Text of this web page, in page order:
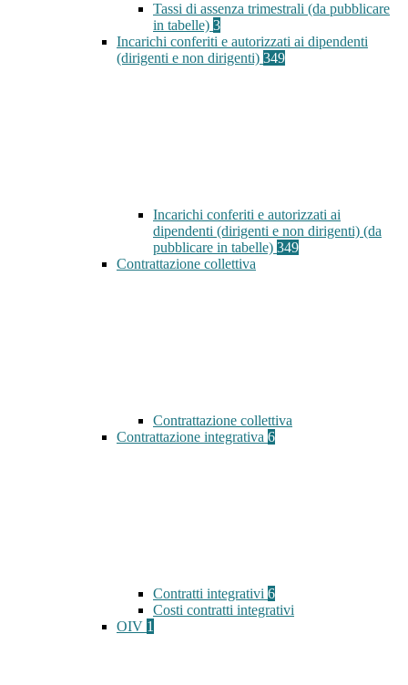
Tassi di assenza trimestrali (da pubblicare
in tabelle) 3
Incarichi conferiti e autorizzati ai dipendenti
(dirigenti e non dirigenti) 349
Incarichi conferiti e autorizzati ai
dipendenti (dirigenti e non dirigenti) (da
pubblicare in tabelle) 349
Contrattazione collettiva
Contrattazione collettiva
Contrattazione integrativa 6
Contratti integrativi 6
Costi contratti integrativi
OIV 1